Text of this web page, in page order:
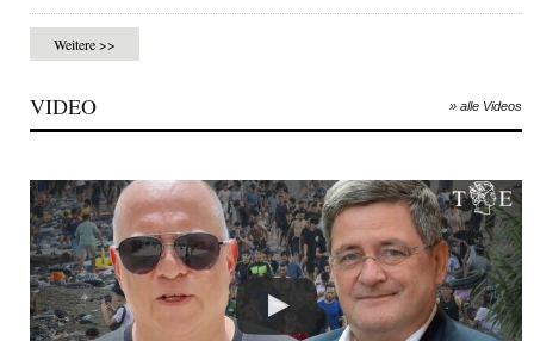
Weitere >>
VIDEO » alle Videos